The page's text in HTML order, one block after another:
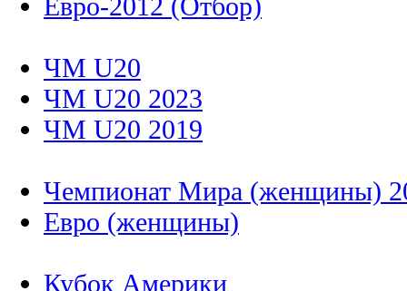
ЧМ U20
ЧМ U20 2023
ЧМ U20 2019
Чемпионат Мира (женщины)
Евро (женщины)
Кубок Америки